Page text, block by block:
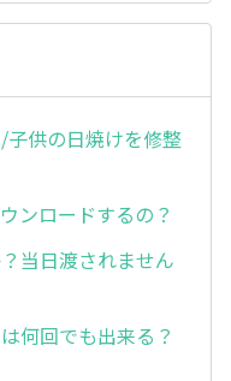
供の日焼けを修整
ンロードするの？
当日渡されません
何回でも出来る？